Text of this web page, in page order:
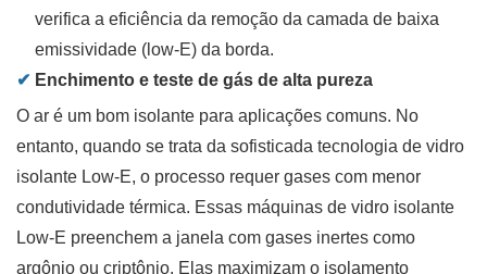
verifica a eficiência da remoção da camada de baixa
emissividade (low-E) da borda.
✔ Enchimento e teste de gás de alta pureza
O ar é um bom isolante para aplicações comuns. No
entanto, quando se trata da sofisticada tecnologia de vidro
isolante Low-E, o processo requer gases com menor
condutividade térmica. Essas máquinas de vidro isolante
Low-E preenchem a janela com gases inertes como
argônio ou criptônio. Elas maximizam o isolamento